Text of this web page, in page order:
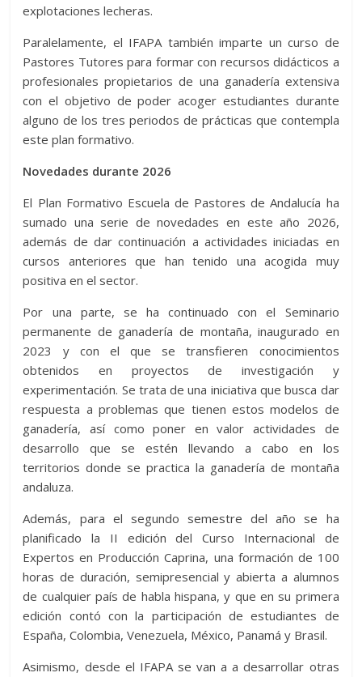
explotaciones lecheras.
Paralelamente, el IFAPA también imparte un curso de
Pastores Tutores para formar con recursos didácticos a
profesionales propietarios de una ganadería extensiva
con el objetivo de poder acoger estudiantes durante
alguno de los tres periodos de prácticas que contempla
este plan formativo.
Novedades durante 2026
El Plan Formativo Escuela de Pastores de Andalucía ha
sumado una serie de novedades en este año 2026,
además de dar continuación a actividades iniciadas en
cursos anteriores que han tenido una acogida muy
positiva en el sector.
Por una parte, se ha continuado con el Seminario
permanente de ganadería de montaña, inaugurado en
2023 y con el que se transfieren conocimientos
obtenidos en proyectos de investigación y
experimentación. Se trata de una iniciativa que busca dar
respuesta a problemas que tienen estos modelos de
ganadería, así como poner en valor actividades de
desarrollo que se estén llevando a cabo en los
territorios donde se practica la ganadería de montaña
andaluza.
Además, para el segundo semestre del año se ha
planificado la II edición del Curso Internacional de
Expertos en Producción Caprina, una formación de 100
horas de duración, semipresencial y abierta a alumnos
de cualquier país de habla hispana, y que en su primera
edición contó con la participación de estudiantes de
España, Colombia, Venezuela, México, Panamá y Brasil.
Asimismo, desde el IFAPA se van a a desarrollar otras